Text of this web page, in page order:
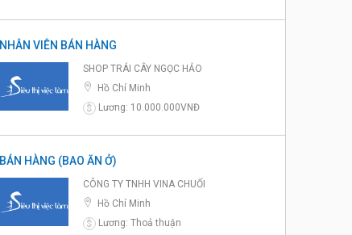
NHÂN VIÊN BÁN HÀNG
SHOP TRÁI CÂY NGỌC HẢO
Hồ Chí Minh
$
Lương: 10.000.000VNĐ
BÁN HÀNG (BAO ĂN Ở)
CÔNG TY TNHH VINA CHUỐI
Hồ Chí Minh
$
Lương: Thoả thuận